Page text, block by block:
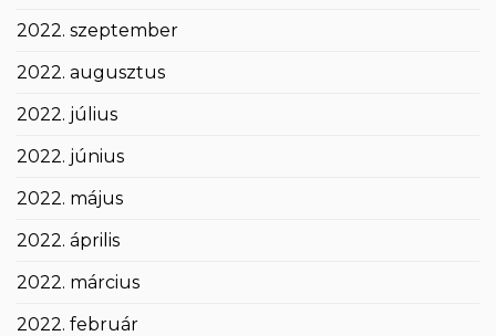
2022. szeptember
2022. augusztus
2022. július
2022. június
2022. május
2022. április
2022. március
2022. február